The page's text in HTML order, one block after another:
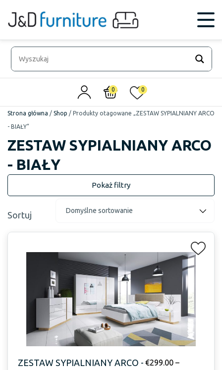
0 0
Strona główna / Shop / Produkty otagowane „ZESTAW SYPIALNIANY ARCO
- BIAŁY”
ZESTAW SYPIALNIANY ARCO
- BIAŁY
Sortuj
ZESTAW SYPIALNIANY ARCO - €299.00–